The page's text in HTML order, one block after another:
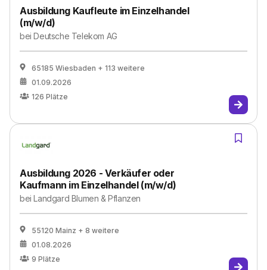
Ausbildung Kaufleute im Einzelhandel
(m/w/d)
beiDeutsche Telekom AG
65185 Wiesbaden + 113 weitere
01.09.2026
126 Plätze
Ausbildung 2026 - Verkäufer oder
Kaufmann im Einzelhandel (m/w/d)
beiLandgard Blumen & Pflanzen
55120 Mainz + 8 weitere
01.08.2026
9 Plätze